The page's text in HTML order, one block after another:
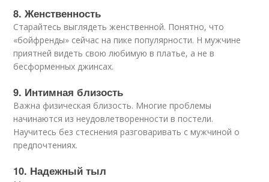
8. Женственность
Старайтесь выглядеть женственной. Понятно, что
«бойфренды» сейчас на пике популярности. Н мужчине
приятней видеть свою любимую в платье, а не в
бесформенных джинсах.
9. Интимная близость
Важна физическая близость. Многие проблемы
начинаются из неудовлетворенности в постели.
Научитесь без стеснения разговаривать с мужчиной о
предпочтениях.
10. Надежный тыл